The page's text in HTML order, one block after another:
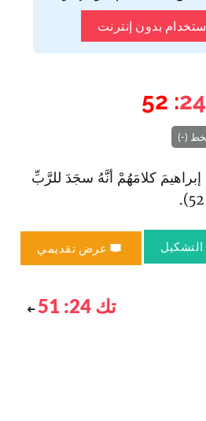
بدون إنترنت
24
: 52
(-)
كلامَهُمْ أنَّهُ سجَدَ للرَّبِّ
عرض تقديمي
تك 24: 51